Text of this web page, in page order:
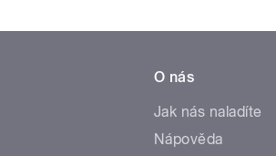
O nás
Jak nás naladíte
Nápověda